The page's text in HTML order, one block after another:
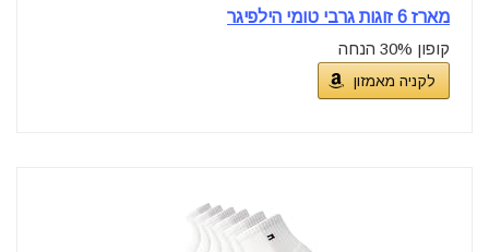
מארז 6 זוגות גרבי טומי הילפיגר
קופון 30% הנחה
לקניה מאמזון